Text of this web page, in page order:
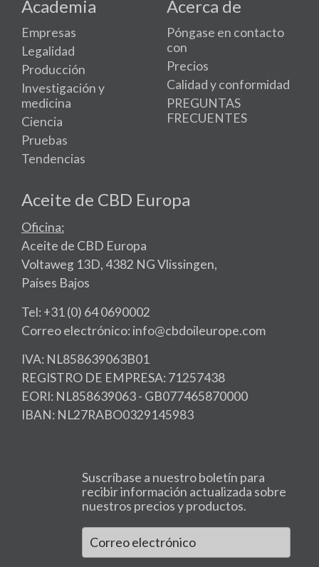
Academia
Empresas
Legalidad
Producción
Investigación y
medicina
Ciencia
Pruebas
Tendencias
Acerca de
Póngase en contacto
con
Precios
Calidad y conformidad
PREGUNTAS
FRECUENTES
Aceite de CBD Europa
Oficina:
Aceite de CBD Europa
Voltaweg 13D, 4382 NG Vlissingen,
Países Bajos
Tel: +31 (0) 64 0690002
Correo electrónico: info@cbdoileurope.com
IVA: NL858639063B01
REGISTRO DE EMPRESA: 71257438
EORI: NL858639063 - GB077465870000
IBAN: NL27RABO0329145983
Suscríbase a nuestro boletín para
recibir información actualizada sobre
nuestros precios y productos.